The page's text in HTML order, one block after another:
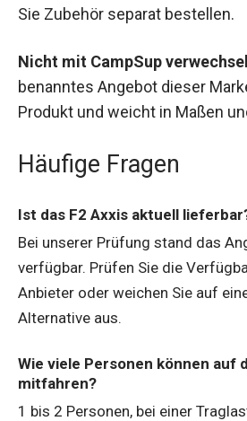
Sie Zubehör separat bestellen.
Nicht mit CampSup
benanntes Angebot dieser
Produkt und weicht in Maßen
Häufige Fragen
Ist das F2 Axxis aktuell
Bei unserer Prüfung stand das
verfügbar. Prüfen Sie die
Anbieter oder weichen Sie auf
Alternative aus.
Wie viele Personen können auf
mitfahren?
1 bis 2 Personen, bei einer